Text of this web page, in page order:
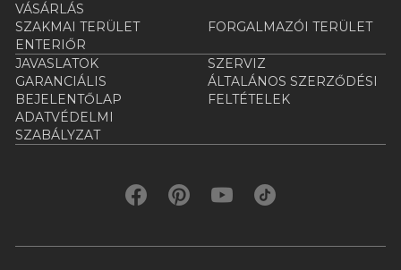
VÁSÁRLÁS
SZAKMAI TERÜLET
FORGALMAZÓI TERÜLET
ENTERIŐR
JAVASLATOK
SZERVIZ
GARANCIÁLIS
BEJELENTŐLAP
ÁLTALÁNOS SZERZŐDÉSI
FELTÉTELEK
ADATVÉDELMI
SZABÁLYZAT